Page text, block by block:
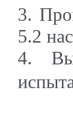
3.
5.2
4.